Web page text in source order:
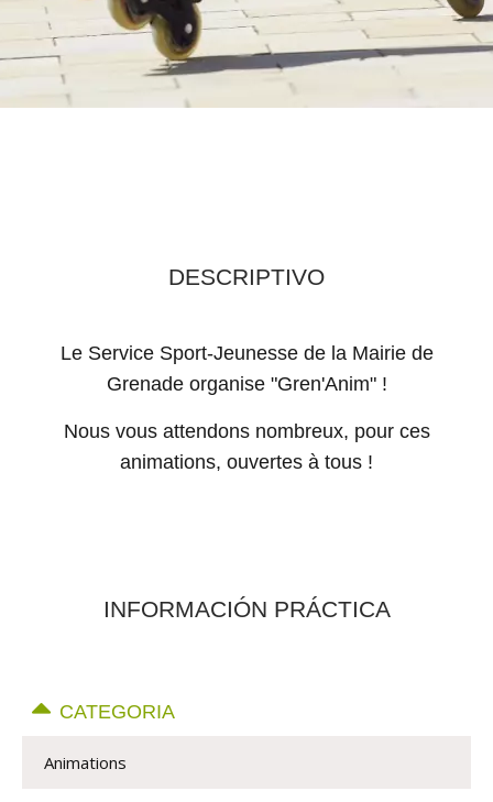
DESCRIPTIVO
Le Service Sport-Jeunesse de la Mairie de
Grenade organise "Gren'Anim" !
Nous vous attendons nombreux, pour ces
animations, ouvertes à tous !
INFORMACIÓN PRÁCTICA
CATEGORIA
Animations